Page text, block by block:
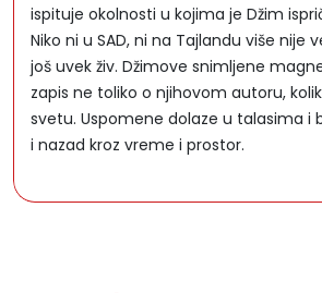
ispituje okolnosti u kojima je Džim
Niko ni u SAD, ni na Tajlandu više nije
još uvek živ. Džimove snimljene
zapis ne toliko o njihovom autoru,
svetu. Uspomene dolaze u talasima i
i nazad kroz vreme i prostor.